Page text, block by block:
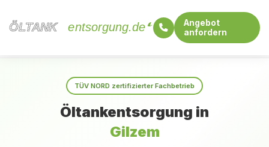
ÖLTANK
ÖLTANK entsorgung.de
Angebot
anfordern
TÜV NORD zertifizierter Fachbetrieb
Öltankentsorgung in
Gilzem